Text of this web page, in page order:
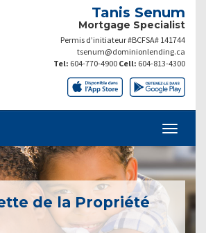
Tanis Senum
Mortgage Specialist
Permis d’initiateur #BCFSA# 141744
tsenum@dominionlending.ca
Tel: 604-770-4900 Cell: 604-813-4300
de la Propriété